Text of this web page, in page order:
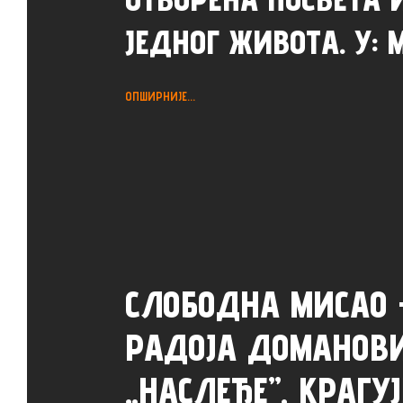
ЈЕДНОГ ЖИВОТА. У:
ОПШИРНИЈЕ...
СЛОБОДНА
РАДОЈА
„НАСЛЕЂЕ”,